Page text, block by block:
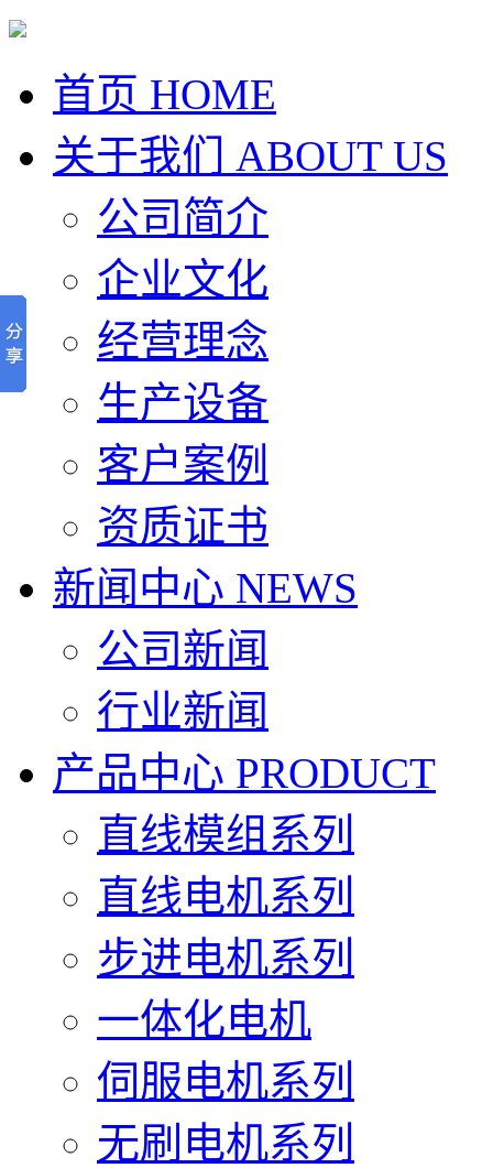
首页 HOME
关于我们
ABOUT US
公司简介
企业文化
经营理念
生产设备
客户案例
资质证书
新闻中心 NEWS
公司新闻
行业新闻
产品中心 PRODUCT
直线模组系列
直线电机系列
步进电机系列
一体化电机
伺服电机系列
无刷电机系列